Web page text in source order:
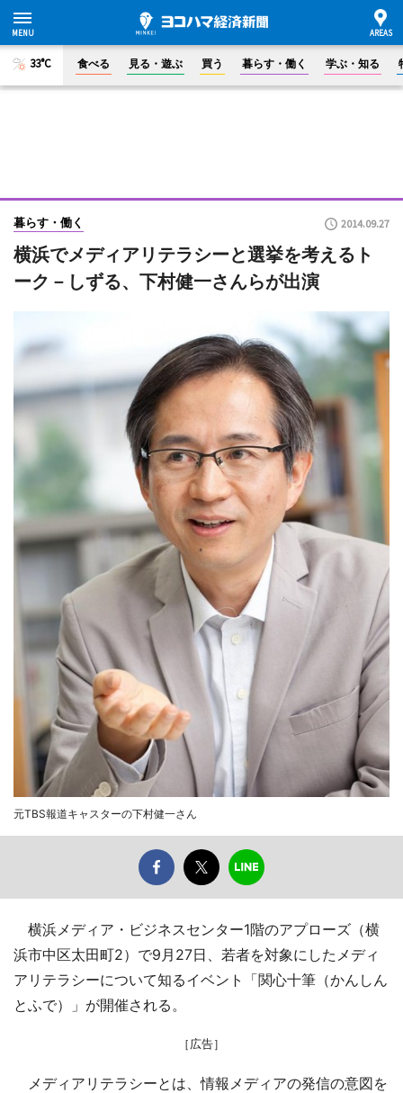
33°C 食べる 見る・遊ぶ 買う 暮らす・働く 学ぶ・知る
暮らす・働く 2014.09.27
横浜でメディアリテラシーと選挙を考えるト
ーク－しずる、下村健一さんらが出演
元TBS報道キャスターの下村健一さん
横浜メディア・ビジネスセンター1階のアプローズ（横
浜市中区太田町2）で9月27日、若者を対象にしたメディ
アリテラシーについて知るイベント「関心十筆（かんしん
とふで）」が開催される。
［広告］
メディアリテラシーとは、情報メディアの発信の意図を